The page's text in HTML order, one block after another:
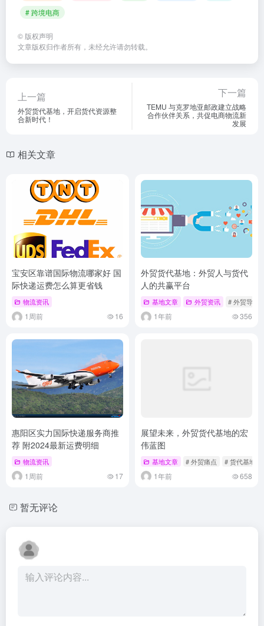
# 跨境电商
© 版权声明
文章版权归作者所有，未经允许请勿转载。
上一篇
外贸货代基地，开启货代资源整
合新时代！
下一篇
TEMU 与克罗地亚邮政建立战略
合作伙伴关系，共促电商物流新
发展
相关文章
宝安区靠谱国际物流哪家好 国
际快递运费怎么算更省钱
物流资讯
1周前 16
外贸货代基地：外贸人与货代
人的共赢平台
基地文章 外贸资讯 # 外贸导航
1年前 356
惠阳区实力国际快递服务商推
荐 附2024最新运费明细
物流资讯
1周前 17
展望未来，外贸货代基地的宏
伟蓝图
基地文章 # 外贸痛点 # 货代基地
1年前 658
暂无评论